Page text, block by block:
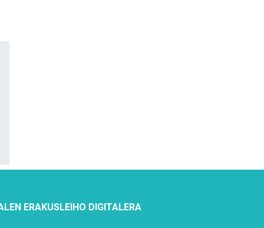
ERAKUSLEIHO DIGITALERA